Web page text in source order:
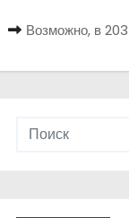
Возможно, в